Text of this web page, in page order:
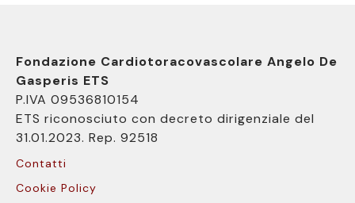
Fondazione Cardiotoracovascolare Angelo De
Gasperis ETS
P.IVA 09536810154
ETS riconosciuto con decreto dirigenziale del
31.01.2023. Rep. 92518
Contatti
Cookie Policy